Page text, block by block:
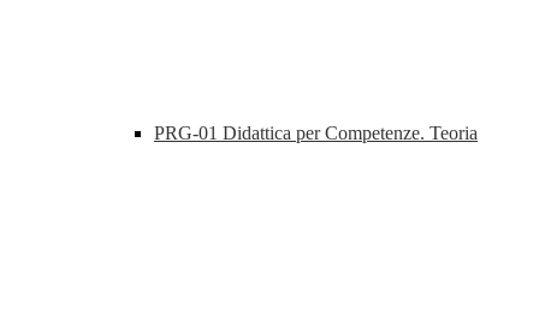
PRG-01 Didattica per Competenze. Teoria